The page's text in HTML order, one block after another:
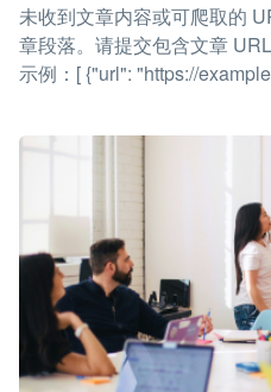
未收到文章内容或可爬取的
章段落。请提交包含文章
示例：[ {"url": "https://